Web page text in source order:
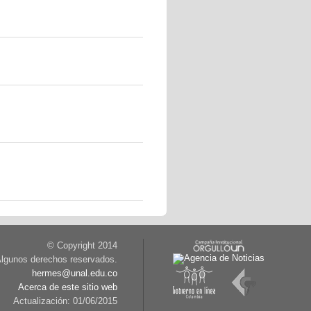
© Copyright 2014
derechos reservados.
hermes@unal.edu.co
Acerca de este sitio web
Actualización: 01/06/2015